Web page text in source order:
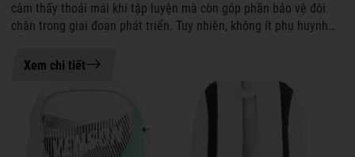
06-08-2026 11:06
cảm thấy thoải mái khi tập luyện mà còn góp phần bảo vệ đôi
chân trong giai đoạn phát triển. Tuy nhiên, không ít phụ huynh
Xem chi tiết